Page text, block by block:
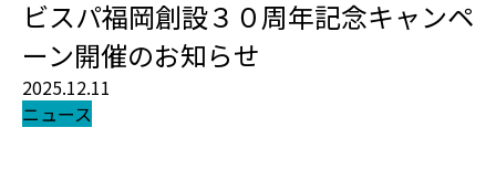
ビスパ福岡創設３０周年記念キャンペ
ーン開催のお知らせ
2025.12.11
ニュース